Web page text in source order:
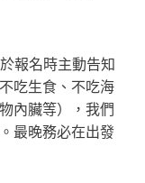
報名時主動告知
吃生食、不吃海
內臟等），我們
最晚務必在出發